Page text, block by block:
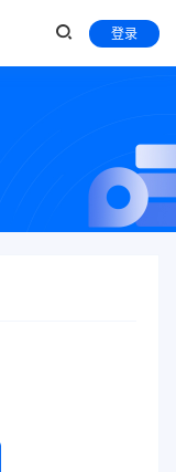
登录